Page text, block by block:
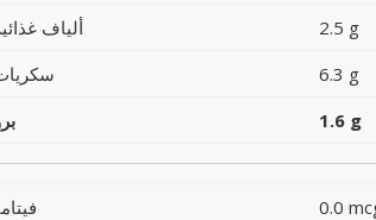
ألياف
2.5 g
6.3 g
1.6 g
0.0